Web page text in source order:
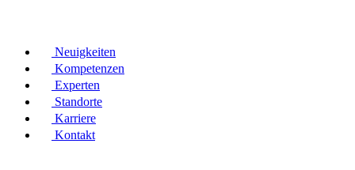
Neuigkeiten
Kompetenzen
Experten
Standorte
Karriere
Kontakt